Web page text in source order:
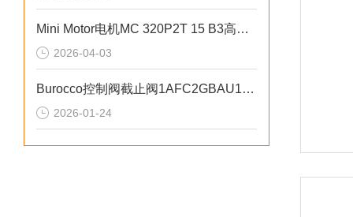
Mini Motor电机MC 320P2T 15 B3高精度控制
2026-04-03
Burocco控制阀截止阀1AFC2GBAU1D2技术赋能工业控制
2026-01-24